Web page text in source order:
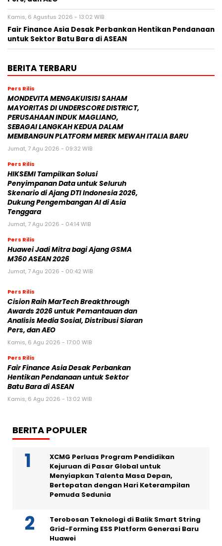
Kamis, 6 Agustus 2026 - 13:02 WIB
Fair Finance Asia Desak Perbankan Hentikan Pendanaan
untuk Sektor Batu Bara di ASEAN
BERITA TERBARU
Pers Rilis
MONDEVITA MENGAKUISISI SAHAM
MAYORITAS DI UNDERSCORE DISTRICT,
PERUSAHAAN INDUK MAGLIANO,
SEBAGAI LANGKAH KEDUA DALAM
MEMBANGUN PLATFORM MEREK MEWAH ITALIA BARU
Jumat, 7 Agu 2026 - 09:32 WIB
Pers Rilis
HIKSEMI Tampilkan Solusi
Penyimpanan Data untuk Seluruh
Skenario di Ajang DTI Indonesia 2026,
Dukung Pengembangan AI di Asia
Tenggara
Jumat, 7 Agu 2026 - 04:14 WIB
Pers Rilis
Huawei Jadi Mitra bagi Ajang GSMA
M360 ASEAN 2026
Jumat, 7 Agu 2026 - 00:42 WIB
Pers Rilis
Cision Raih MarTech Breakthrough
Awards 2026 untuk Pemantauan dan
Analisis Media Sosial, Distribusi Siaran
Pers, dan AEO
Kamis, 6 Agu 2026 - 17:00 WIB
Pers Rilis
Fair Finance Asia Desak Perbankan
Hentikan Pendanaan untuk Sektor
Batu Bara di ASEAN
Kamis, 6 Agu 2026 - 13:02 WIB
BERITA POPULER
XCMG Perluas Program Pendidikan
Kejuruan di Pasar Global untuk
Menyiapkan Talenta Masa Depan,
Bertepatan dengan Hari Keterampilan
Pemuda Sedunia
Terobosan Teknologi di Balik Smart String
Grid-Forming ESS Platform Generasi Baru
Huawei